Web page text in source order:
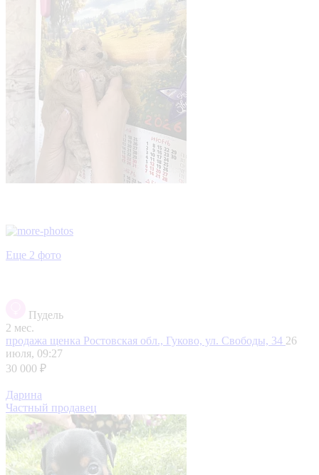
Еще 2 фото
Пудель
2 мес.
продажа щенка Ростовская обл., Гуково, ул. Свободы, 34 26
июля, 09:27
30 000 ₽
Дарина
Частный продавец